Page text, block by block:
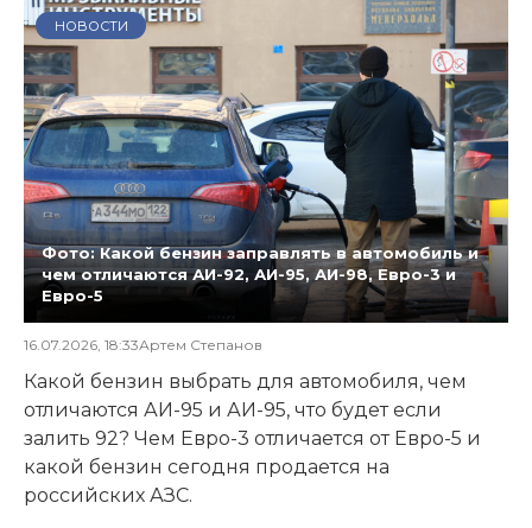
НОВОСТИ
Фото: Какой бензин заправлять в автомобиль и
чем отличаются АИ-92, АИ-95, АИ-98, Евро-3 и
Евро-5
16.07.2026, 18:33Артем Степанов
Какой бензин выбрать для автомобиля, чем
отличаются АИ-95 и АИ-95, что будет если
залить 92? Чем Евро-3 отличается от Евро-5 и
какой бензин сегодня продается на
российских АЗС.